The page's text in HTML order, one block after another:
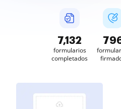
7,133
formularios
completados